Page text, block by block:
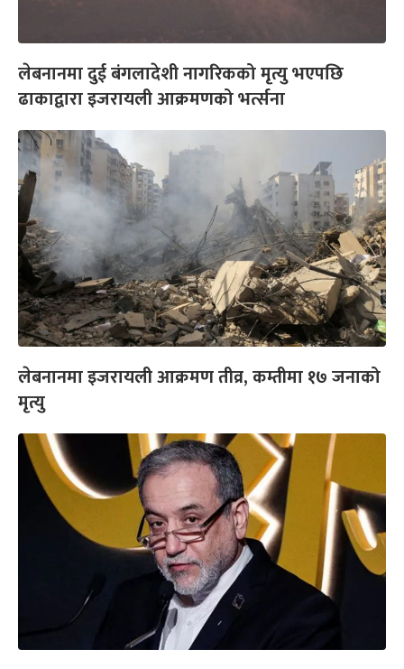
लेबनानमा दुई बंगलादेशी नागरिकको मृत्यु भएपछि
ढाकाद्वारा इजरायली आक्रमणको भर्त्सना
लेबनानमा इजरायली आक्रमण तीव्र, कम्तीमा १७ जनाको
मृत्यु